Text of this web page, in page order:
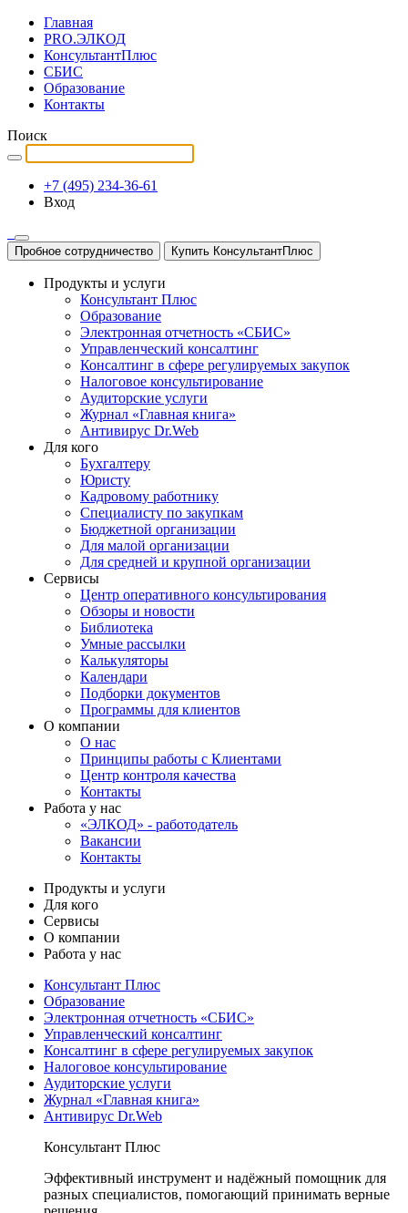
Главная
PRO.ЭЛКОД
КонсультантПлюс
СБИС
Образование
Контакты
Поиск
+7 (495) 234-36-61
Вход
Пробное сотрудничество Купить КонсультантПлюс
Продукты и услуги
Консультант Плюс
Образование
Электронная отчетность «СБИС»
Управленческий консалтинг
Консалтинг в сфере регулируемых закупок
Налоговое консультирование
Аудиторские услуги
Журнал «Главная книга»
Антивирус Dr.Web
Для кого
Бухгалтеру
Юристу
Кадровому работнику
Специалисту по закупкам
Бюджетной организации
Для малой организации
Для средней и крупной организации
Сервисы
Центр оперативного консультирования
Обзоры и новости
Библиотека
Умные рассылки
Калькуляторы
Календари
Подборки документов
Программы для клиентов
О компании
О нас
Принципы работы с Клиентами
Центр контроля качества
Контакты
Работа у нас
«ЭЛКОД» - работодатель
Вакансии
Контакты
Продукты и услуги
Для кого
Сервисы
О компании
Работа у нас
Консультант Плюс
Образование
Электронная отчетность «СБИС»
Управленческий консалтинг
Консалтинг в сфере регулируемых закупок
Налоговое консультирование
Аудиторские услуги
Журнал «Главная книга»
Антивирус Dr.Web
Консультант Плюс
Эффективный инструмент и надёжный помощник для
разных специалистов, помогающий принимать верные